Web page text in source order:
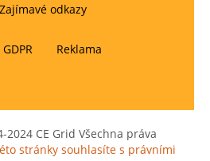
Zajímavé odkazy
GDPR Reklama
CE Grid Všechna práva
stránky souhlasíte s právními